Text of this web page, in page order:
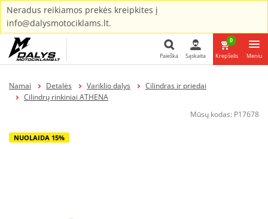
Neradus reikiamos prekės kreipkites į
info@dalysmotociklams.lt.
Paieška Sąskaita
0
Krepšelis Meniu
Namai Detalės Variklio dalys
Cilindras ir priedai
Cilindrų rinkiniai ATHENA
Mūsų kodas: P17678
NUOLAIDA 15%